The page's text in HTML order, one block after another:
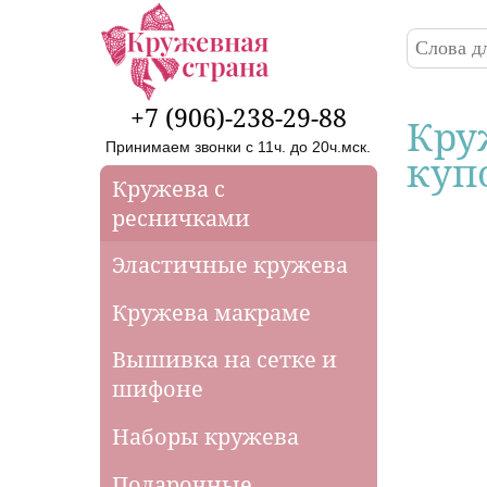
Перейти к основному содержанию
Форма
Поиск
+7 (906)-238-29-88
Принимаем звонки с 11ч. до 20ч.мск.
Кружева с
ресничками
Эластичные кружева
Кружева макраме
Вышивка на сетке и
шифоне
Наборы кружева